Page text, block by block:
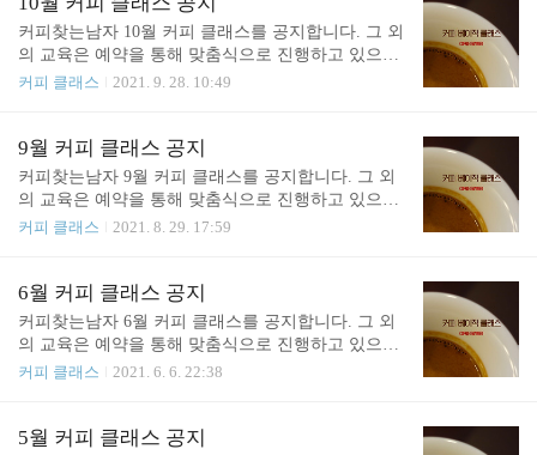
잉 콘트롤 챠트의 시작 - TDS 농도와 수율에 대한 현
대적 시도 - Matt P..
다. 1. 브루잉 베이직스 (Brewing Basics) 브루잉 베이
직스 클래스는 핸드드립 및 커피 추출에 대한 이론을
이해하는 시간입니다. 커피를 이론적/체계적으로 배
우기 원하시는 분을 위한 자리입니다. 완전히 초보에
있는 바리스타에 맞춰져 있다고 보시면 됩니다. 더보
기 - 커피 브루잉/추출의 기본 역학(용해, 확산, 가수
분해) - 추출과 에너지 - TDS란 ..
커피찾는남자 10월 커피 클래스를 공지합니다. 그 외
의 교육은 예약을 통해 맞춤식으로 진행하고 있으니,
하단의 연락처를 통해서 문의해주시면 됩니다. 1. 브
는 시간입니다. 커피를 이론적/체계적으로 배우기 원
하시는 분을 위한 자리입니다. 완전히 초보에게 맞춰
있는 수업이 아니라, 현업에 종사하는 경력있는 바리
스타에 맞춰져 있다고 보시면 됩니다. 더보기 - 커피
브루잉/추출의 기본 역학(용해, 확산, 가수분해)- 추
- SCAA 브루잉 콘트롤 챠트의 시작 - TDS 농도와 수
율에 대한 현대적 시도 - Matt Perger의 The Brewed ..
커피 클래스 2021. 9. 28. 10:49
9월 커피 클래스 공지
커피찾는남자 9월 커피 클래스를 공지합니다. 그 외
의 교육은 예약을 통해 맞춤식으로 진행하고 있으니,
하단의 연락처를 통해서 문의해주시면 됩니다. 1. 브
는 시간입니다. 커피를 이론적/체계적으로 배우기 원
하시는 분을 위한 자리입니다. 완전히 초보에게 맞춰
있는 수업이 아니라, 현업에 종사하는 경력있는 바리
스타에 맞춰져 있다고 보시면 됩니다. 더보기 - 커피
브루잉/추출의 기본 역학(용해, 확산, 가수분해) - 추
- SCAA 브루잉 콘트롤 챠트의 시작 - TDS 농도와 수
율에 대한 현대적 시도 - Matt Perger의 The Brewed ..
커피 클래스 2021. 8. 29. 17:59
6월 커피 클래스 공지
커피찾는남자 6월 커피 클래스를 공지합니다. 그 외
의 교육은 예약을 통해 맞춤식으로 진행하고 있으니,
하단의 연락처를 통해서 문의해주시면 됩니다. 1. 브
은 기초 이론과 함께 다양한 원두를 여러 방식으로
커피 클래스 2021. 6. 6. 22:38
5월 커피 클래스 공지